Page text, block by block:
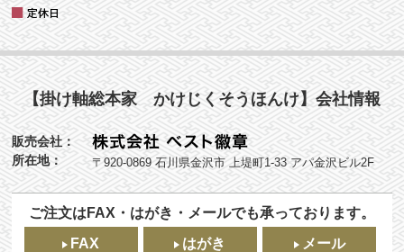
【掛け軸総本家 かけじくそうほんけ】会社情報
販売会社：
所在地：
〒920-0869 石川県金沢市 上堤町1-33 アパ金沢ビル2F
ご注文はFAX・はがき・メールでも承っております。
FAX
はがき メール